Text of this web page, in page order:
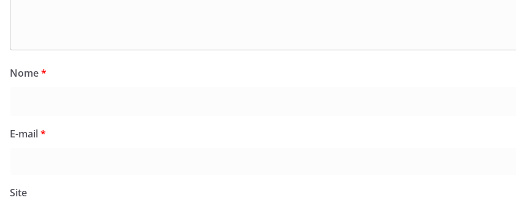
Nome*
E-mail*
Site